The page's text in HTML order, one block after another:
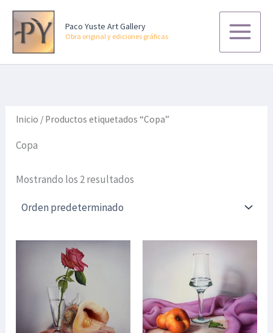
contenido
Paco Yuste Art Gallery
Obra original y ediciones gráficas
u
s
a
r
:Inicio / Productos etiquetados “Copa”
Copa
Mostrando los 2 resultados